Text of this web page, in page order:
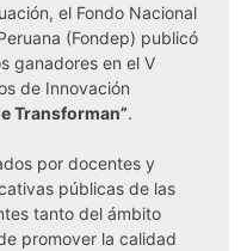
FONDEP
el Fondo Nacional
(Fondep) publicó
ganadores en el V
de Innovación
Transforman”.
por docentes y
públicas de las
tanto del ámbito
promover la calidad